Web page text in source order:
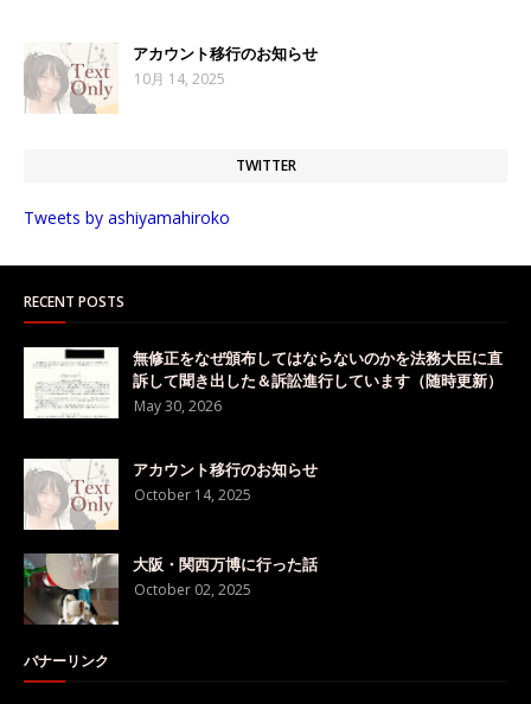
アカウント移行のお知らせ
10月 14, 2025
TWITTER
Tweets by ashiyamahiroko
RECENT POSTS
無修正をなぜ頒布してはならないのかを法務大臣に直
訴して聞き出した＆訴訟進行しています（随時更新）
May 30, 2026
アカウント移行のお知らせ
October 14, 2025
大阪・関西万博に行った話
October 02, 2025
バナーリンク